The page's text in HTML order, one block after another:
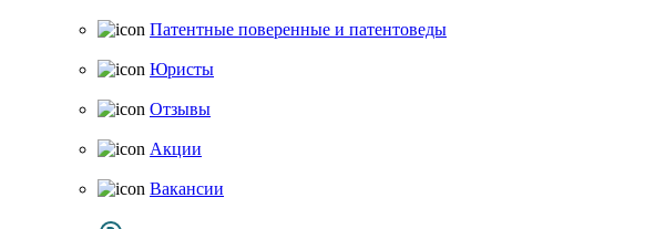
Патентные поверенные и патентоведы
Юристы
Отзывы
Акции
Вакансии